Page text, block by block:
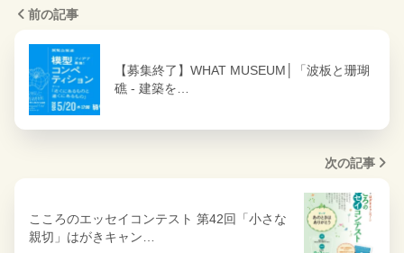
前の記事
【募集終了】WHAT MUSEUM│「波板と珊瑚
礁 ‐ 建築を…
次の記事
こころのエッセイコンテスト 第42回「小さな
親切」はがきキャン…